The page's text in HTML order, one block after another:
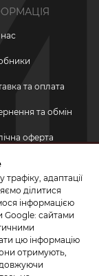
та оплата
та обмін
оферта
адаптації
ділитися
інформацією
Google: сайтами
цю інформацію
отримують,